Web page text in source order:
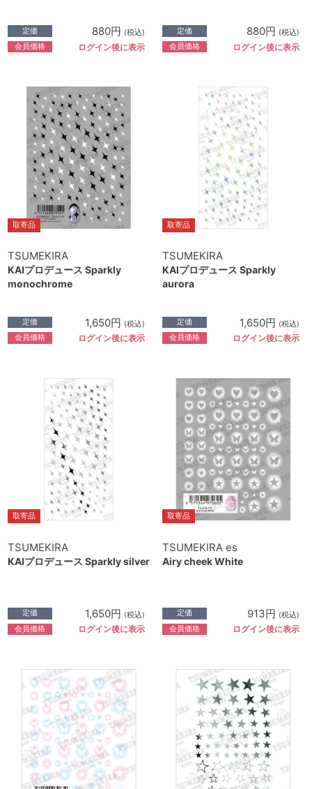
定価 880円 (税込)
会員価格 ログイン後に表示
定価 880円 (税込)
会員価格 ログイン後に表示
取寄品
TSUMEKIRA
KAIプロデュース Sparkly
monochrome
定価 1,650円 (税込)
会員価格 ログイン後に表示
取寄品
TSUMEKIRA
KAIプロデュース Sparkly
aurora
定価 1,650円 (税込)
会員価格 ログイン後に表示
取寄品
TSUMEKIRA
KAIプロデュース Sparkly silver
定価 1,650円 (税込)
会員価格 ログイン後に表示
取寄品
TSUMEKIRA es
Airy cheek White
定価 913円 (税込)
会員価格 ログイン後に表示